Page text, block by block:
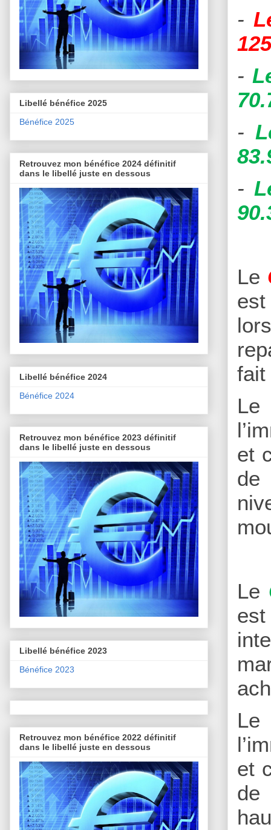
-
-
-
-
Le
est
fait
Le
et
de
Le
Le
et
de
Libellé bénéfice 2025
Bénéfice 2025
Retrouvez mon bénéfice 2024 définitif
dans le libellé juste en dessous
Libellé bénéfice 2024
Bénéfice 2024
Retrouvez mon bénéfice 2023 définitif
dans le libellé juste en dessous
Libellé bénéfice 2023
Bénéfice 2023
Retrouvez mon bénéfice 2022 définitif
dans le libellé juste en dessous